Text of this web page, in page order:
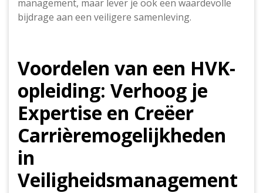
management, maar lever je ook een waardevolle
bijdrage aan een veiligere samenleving.
Voordelen van een HVK-
opleiding: Verhoog je
Expertise en Creëer
Carrièremogelijkheden
in
Veiligheidsmanagement